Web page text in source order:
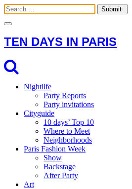
Toggle
TEN DAYS IN PARIS
Nightlife
Party Reports
Party invitations
Cityguide
10 days’ Top 10
Where to Meet
Neighborhoods
Paris Fashion Week
Show
Backstage
After Party
Art